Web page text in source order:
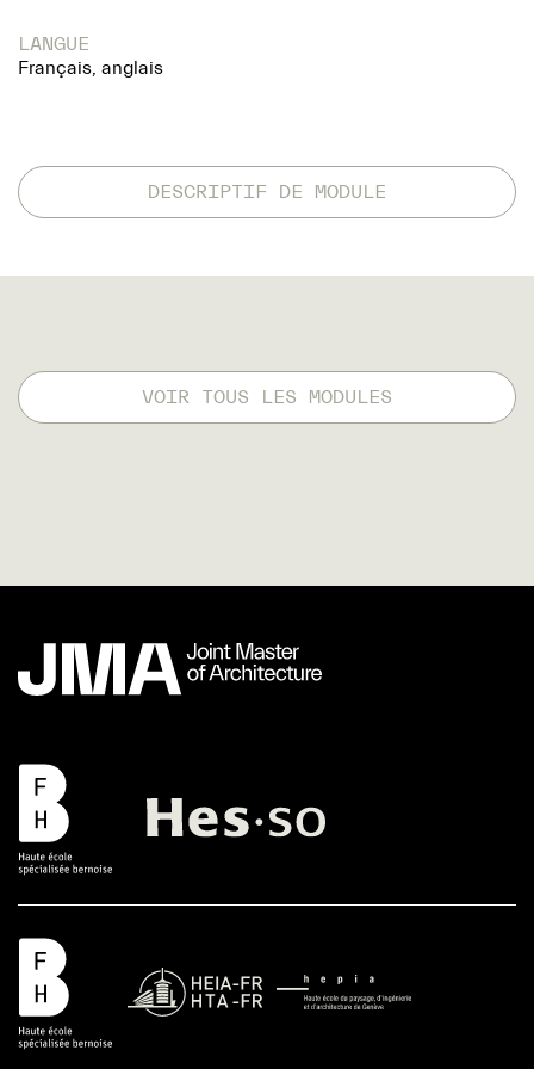
LANGUE
Français, anglais
DESCRIPTIF DE MODULE
VOIR TOUS LES MODULES